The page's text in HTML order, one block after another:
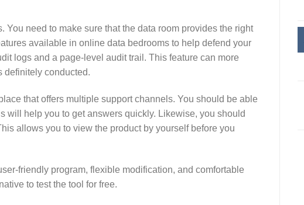
You need to make sure that the data room provides the right
available in online data bedrooms to help defend your
logs and a page-level audit trail. This feature can more
definitely conducted.
that offers multiple support channels. You should be able
will help you to get answers quickly. Likewise, you should
allows you to view the product by yourself before you
friendly program, flexible modification, and comfortable
to test the tool for free.